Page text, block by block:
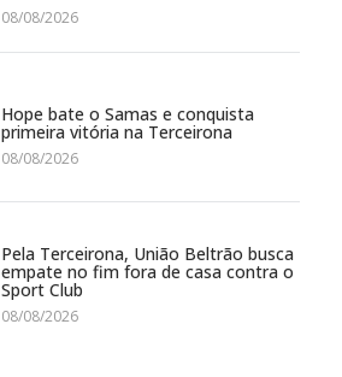
08/08/2026
Hope bate o Samas e conquista
primeira vitória na Terceirona
08/08/2026
Pela Terceirona, União Beltrão busca
empate no fim fora de casa contra o
Sport Club
08/08/2026